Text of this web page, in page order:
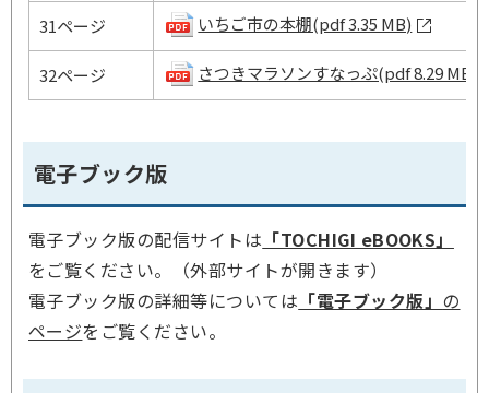
31ページ いちご市の本棚(pdf 3.35 MB)
32ページ さつきマラソンすなっぷ(pdf 8.29 MB)
電子ブック版
電子ブック版の配信サイトは 「TOCHIGI eBOOKS」
をご覧ください。（外部サイトが開きます）
電子ブック版の詳細等については 「電子ブック版」 の
ページをご覧ください。